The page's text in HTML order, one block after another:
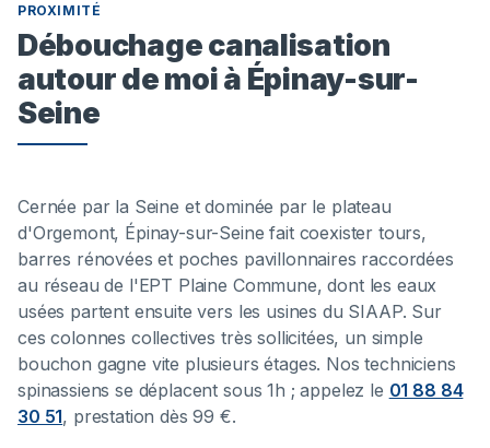
PROXIMITÉ
Débouchage canalisation
autour de moi à Épinay-sur-
Seine
Cernée par la Seine et dominée par le plateau
d'Orgemont, Épinay-sur-Seine fait coexister tours,
barres rénovées et poches pavillonnaires raccordées
au réseau de l'EPT Plaine Commune, dont les eaux
usées partent ensuite vers les usines du SIAAP. Sur
ces colonnes collectives très sollicitées, un simple
bouchon gagne vite plusieurs étages. Nos techniciens
spinassiens se déplacent sous 1h ; appelez le 01 88 84
30 51, prestation dès 99 €.